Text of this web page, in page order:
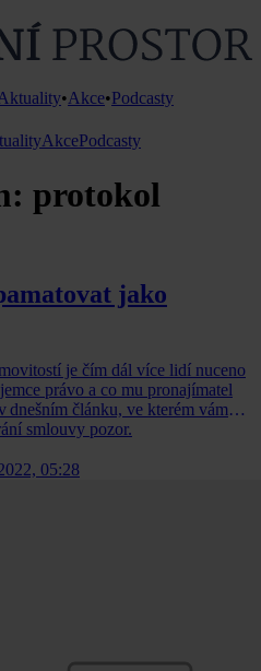
Aktuality•Akce•Podcasty
AkcePodcasty
protokol
jako
je čím dál více lidí nuceno
právo a co mu pronajímatel
dnešním článku, ve kterém vám
smlouvy pozor.
05:28